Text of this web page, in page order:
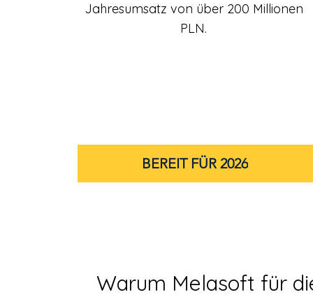
Jahresumsatz von über 200 Millionen
PLN.
BEREIT FÜR 2026
Warum Melasoft für